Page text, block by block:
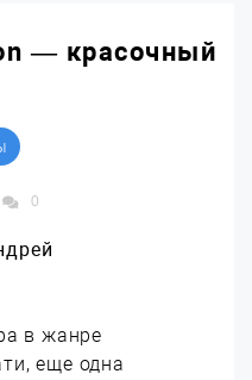
— красочный
0
в жанре
еще одна